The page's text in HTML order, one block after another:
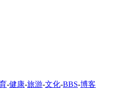
-健康-旅游-文化-BBS-博客